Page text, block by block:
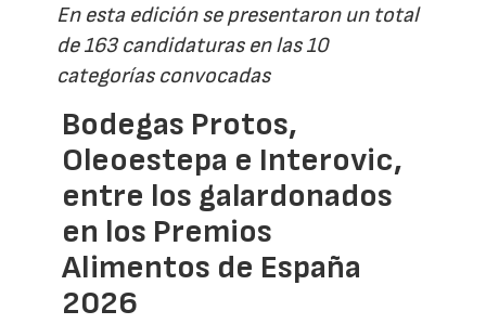
En esta edición se presentaron un total
de 163 candidaturas en las 10
categorías convocadas
Bodegas Protos,
Oleoestepa e Interovic,
entre los galardonados
en los Premios
Alimentos de España
2026